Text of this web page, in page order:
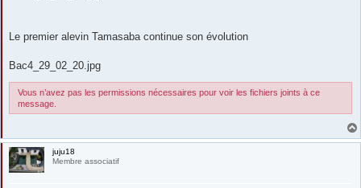
Le premier alevin Tamasaba continue son évolution
Bac4_29_02_20.jpg
Vous n’avez pas les permissions nécessaires pour voir les fichiers joints à ce
message.
juju18
Membre associatif